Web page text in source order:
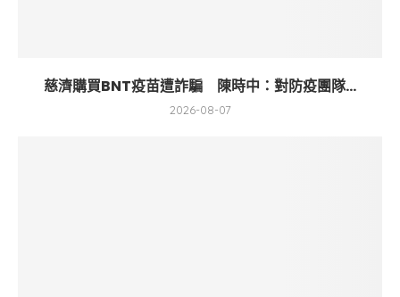
慈濟購買BNT疫苗遭詐騙 陳時中：對防疫團隊...
2026-08-07